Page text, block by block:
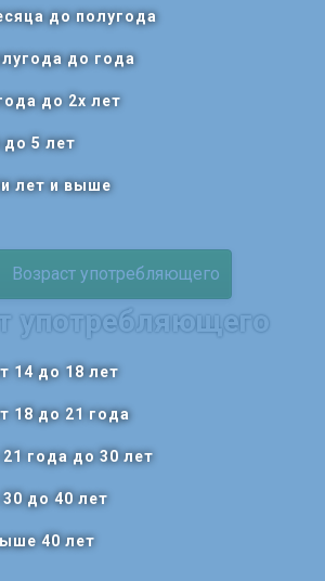
до полугода
до года
до 2х лет
до 5 лет
лет и выше
Возраст употребляющего
употребляющего
14 до 18 лет
18 до 21 года
21 года до 30 лет
30 до 40 лет
40 лет